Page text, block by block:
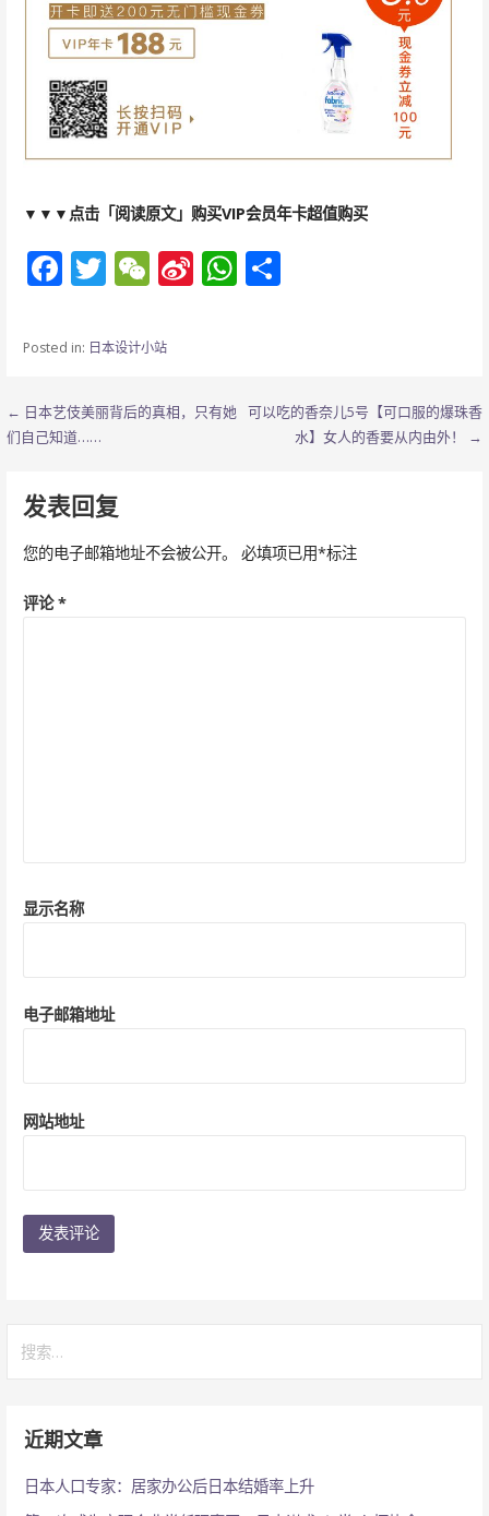
▼▼▼ 点击「阅读原文」 购买VIP会员年卡超值购买
F
e
o
o
T
itt
W
C
at
Si
ei
W
A
分
Posted in: 日本设计小站
文
章
导
航
← 日本艺伎美丽背后的真相，只有她
们自己知道……
可以吃的香奈儿5号【可口服的爆珠香
水】女人的香要从内由外！ →
发表回复
您的电子邮箱地址不会被公开。 必填项已用*标注
评论*
显示名称
电子邮箱地址
网站地址
索：
近期文章
日本人口专家：居家办公后日本结婚率上升